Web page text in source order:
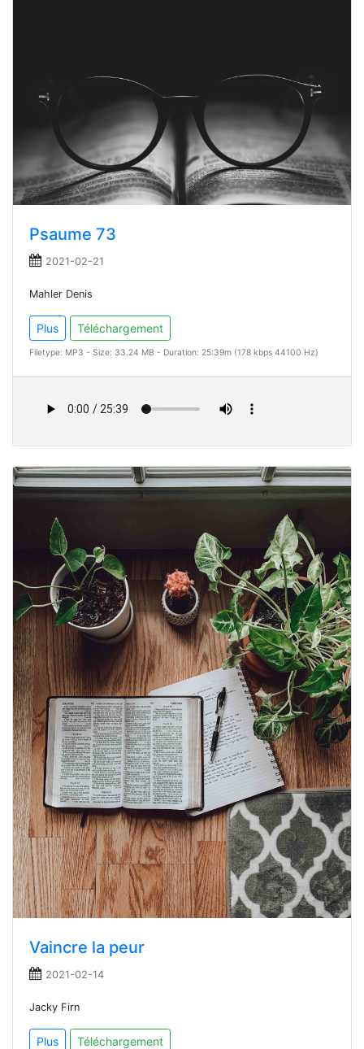
Psaume 73
2021-02-21
Mahler Denis
Plus Téléchargement
Filetype: MP3 - Size: 33.24 MB - Duration: 25:39m (178 kbps 44100 Hz)
Vaincre la peur
2021-02-14
Jacky Firn
Plus Téléchargement